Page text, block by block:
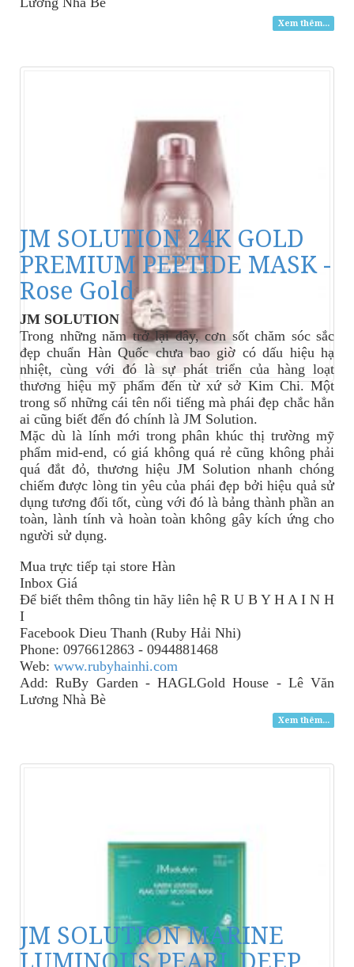
Xem thêm...
JM SOLUTION 24K GOLD
PREMIUM PEPTIDE MASK -
Rose Gold
JM SOLUTION
Trong những năm trở lại đây, cơn sốt chăm sóc sắc
đẹp chuẩn Hàn Quốc chưa bao giờ có dấu hiệu hạ
nhiệt, cùng với đó là sự phát triển của hàng loạt
thương hiệu mỹ phẩm đến từ xứ sở Kim Chi. Một
trong số những cái tên nổi tiếng mà phái đẹp chắc hẳn
ai cũng biết đến đó chính là JM Solution.
Mặc dù là lính mới trong phân khúc thị trường mỹ
phẩm mid-end, có giá không quá rẻ cũng không phải
quá đắt đỏ, thương hiệu JM Solution nhanh chóng
chiếm được lòng tin yêu của phái đẹp bởi hiệu quả sử
dụng tương đối tốt, cùng với đó là bảng thành phần an
toàn, lành tính và hoàn toàn không gây kích ứng cho
người sử dụng.
Mua trực tiếp tại store Hàn
Inbox Giá
Để biết thêm thông tin hãy liên hệ R U B Y H A I N H
I
Facebook Dieu Thanh (Ruby Hải Nhi)
Phone: 0976612863 - 0944881468
Web: www.rubyhainhi.com
Add: RuBy Garden - HAGLGold House - Lê Văn
Lương Nhà Bè
Xem thêm...
JM SOLUTION MARINE